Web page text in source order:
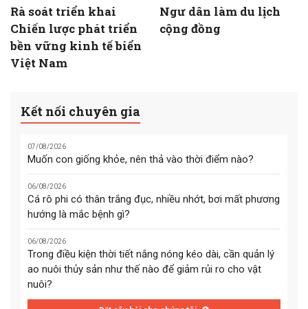
Rà soát triển khai
Chiến lược phát triển
bền vững kinh tế biển
Việt Nam
Ngư dân làm du lịch
cộng đồng
Kết nối chuyên gia
07/08/2026
Muốn con giống khỏe, nên thả vào thời điểm nào?
06/08/2026
Cá rô phi có thân trắng đục, nhiều nhớt, bơi mất phương
hướng là mắc bệnh gì?
06/08/2026
Trong điều kiện thời tiết nắng nóng kéo dài, cần quản lý
ao nuôi thủy sản như thế nào để giảm rủi ro cho vật
nuôi?